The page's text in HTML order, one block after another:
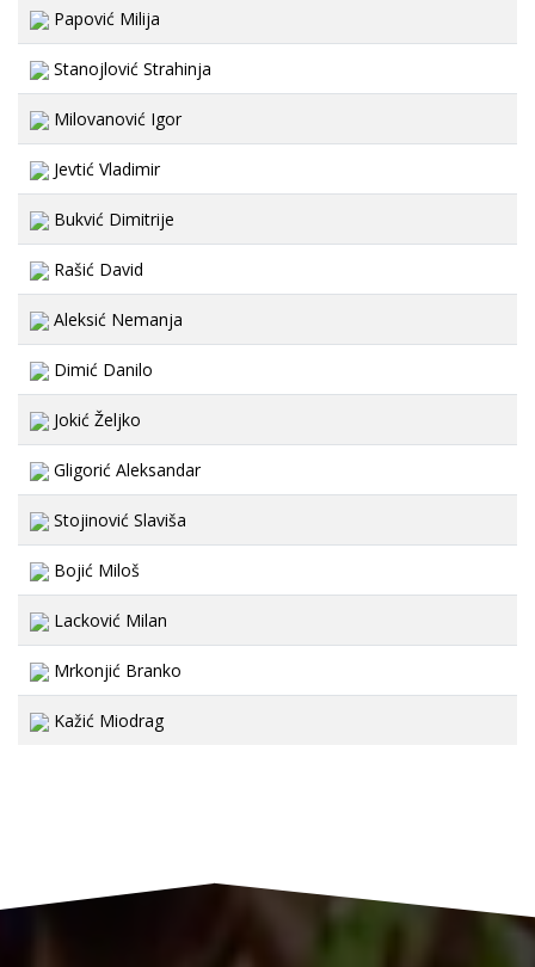
Papović Milija
Stanojlović Strahinja
Milovanović Igor
Jevtić Vladimir
Bukvić Dimitrije
Rašić David
Aleksić Nemanja
Dimić Danilo
Jokić Željko
Gligorić Aleksandar
Stojinović Slaviša
Bojić Miloš
Lacković Milan
Mrkonjić Branko
Kažić Miodrag